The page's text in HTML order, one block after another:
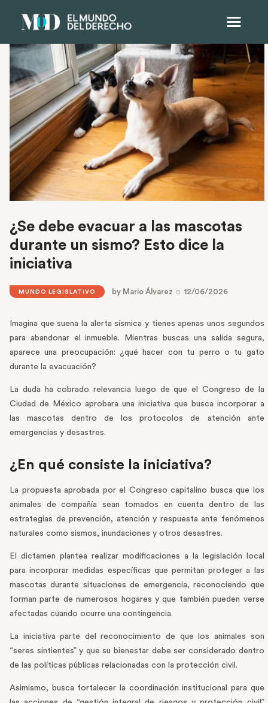
¿Se debe evacuar a las mascotas
durante un sismo? Esto dice la
iniciativa
MUNDO LEGISLATIVO by Mario Álvarez 12/06/2026
Imagina que suena la alerta sísmica y tienes apenas unos segundos
para abandonar el inmueble. Mientras buscas una salida segura,
aparece una preocupación: ¿qué hacer con tu perro o tu gato
durante la evacuación?
La duda ha cobrado relevancia luego de que el Congreso de la
Ciudad de México aprobara una iniciativa que busca incorporar a
las mascotas dentro de los protocolos de atención ante
emergencias y desastres.
¿En qué consiste la iniciativa?
La propuesta aprobada por el Congreso capitalino busca que los
animales de compañía sean tomados en cuenta dentro de las
estrategias de prevención, atención y respuesta ante fenómenos
naturales como sismos, inundaciones y otros desastres.
El dictamen plantea realizar modificaciones a la legislación local
para incorporar medidas específicas que permitan proteger a las
mascotas durante situaciones de emergencia, reconociendo que
forman parte de numerosos hogares y que también pueden verse
afectadas cuando ocurre una contingencia.
La iniciativa parte del reconocimiento de que los animales son
“seres sintientes” y que su bienestar debe ser considerado dentro
de las políticas públicas relacionadas con la protección civil.
Asimismo, busca fortalecer la coordinación institucional para que